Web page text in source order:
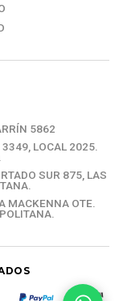
5862
LOCAL 2025.
SUR 875, LAS
MACKENNA OTE.